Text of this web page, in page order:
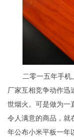
二零一五年手机
厂家互相竞争动作迅
世烟火。可是做为一
令人满意的商品，就
年公布小米平板一年